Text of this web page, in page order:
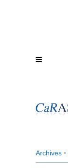
Archives •